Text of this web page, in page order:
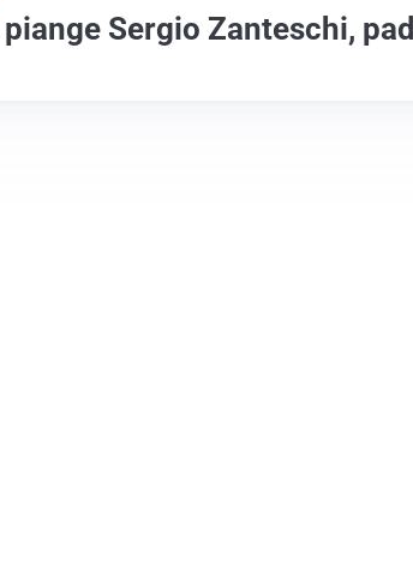
Sergio Zanteschi,